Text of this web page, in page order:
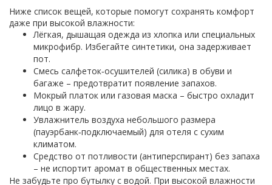
Ниже список вещей, которые помогут сохранять комфорт
даже при высокой влажности:
Лёгкая, дышащая одежда из хлопка или специальных
микрофибр. Избегайте синтетики, она задерживает
пот.
Смесь салфеток‑осушителей (силика) в обуви и
багаже – предотвратит появление запахов.
Мокрый платок или газовая маска – быстро охладит
лицо в жару.
Увлажнитель воздуха небольшого размера
(пауэрбанк‑подключаемый) для отеля с сухим
климатом.
Средство от потливости (антиперспирант) без запаха
– не испортит аромат в общественных местах.
Не забудьте про бутылку с водой. При высокой влажности